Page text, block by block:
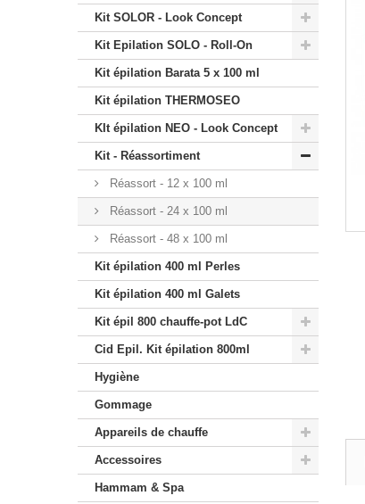
Kit SOLOR - Look Concept
Kit Epilation SOLO - Roll-On
Kit épilation Barata 5 x 100 ml
Kit épilation THERMOSEO
KIt épilation NEO - Look Concept
Kit - Réassortiment
Réassort - 12 x 100 ml
Réassort - 24 x 100 ml
Réassort - 48 x 100 ml
Kit épilation 400 ml Perles
Kit épilation 400 ml Galets
Kit épil 800 chauffe-pot LdC
Cid Epil. Kit épilation 800ml
Hygiène
Gommage
Appareils de chauffe
Accessoires
Hammam & Spa